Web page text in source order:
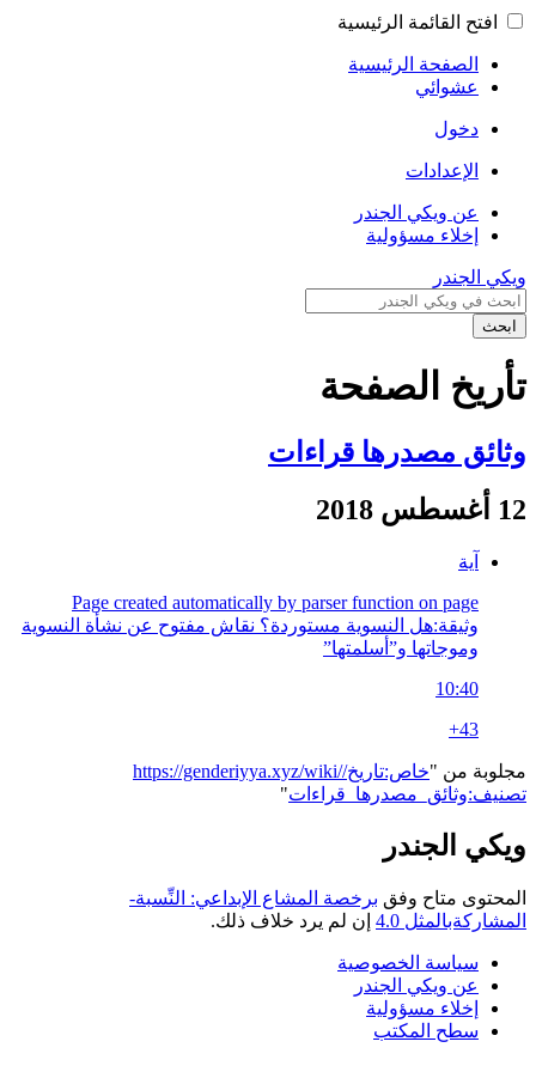
افتح القائمة الرئيسية
الصفحة الرئيسية
عشوائي
دخول
الإعدادات
عن ويكي الجندر
إخلاء مسؤولية
ويكي الجندر
ابحث
تأريخ الصفحة
وثائق مصدرها قراءات
12 أغسطس 2018
آية
Page created automatically by parser function on page
وثيقة:هل النسوية مستوردة؟ نقاش مفتوح عن نشأة النسوية
وموجاتها و”أسلمتها”
10:40
+43
مجلوبة من "
https://genderiyya.xyz/wiki/خاص:تاريخ/
تصنيف:وثائق_مصدرها_قراءات"
ويكي الجندر
المحتوى متاح وفق برخصة المشاع الإبداعي: النِّسبة-
المشاركةبالمثل 4.0
إن لم يرد خلاف ذلك.
سياسة الخصوصية
عن ويكي الجندر
إخلاء مسؤولية
سطح المكتب